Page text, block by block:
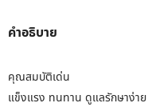
คำอธิบาย
คุณสมบัติเด่น
แข็งแรง ทนทาน ดูแลรักษาง่าย